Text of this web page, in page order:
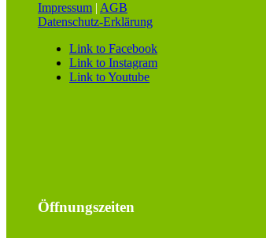
Impressum | AGB
Datenschutz-Erklärung
Link to Facebook
Link to Instagram
Link to Youtube
Öffnungszeiten